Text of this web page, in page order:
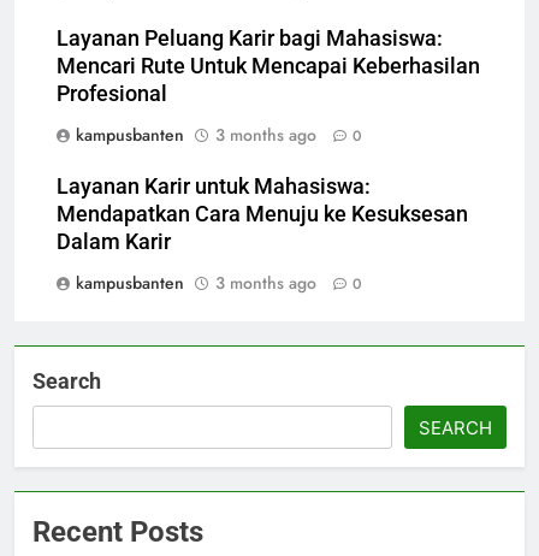
Layanan Peluang Karir bagi Mahasiswa:
Mencari Rute Untuk Mencapai Keberhasilan
Profesional
kampusbanten
3 months ago 0
Layanan Karir untuk Mahasiswa:
Mendapatkan Cara Menuju ke Kesuksesan
Dalam Karir
kampusbanten
3 months ago 0
Search
SEARCH
Recent Posts